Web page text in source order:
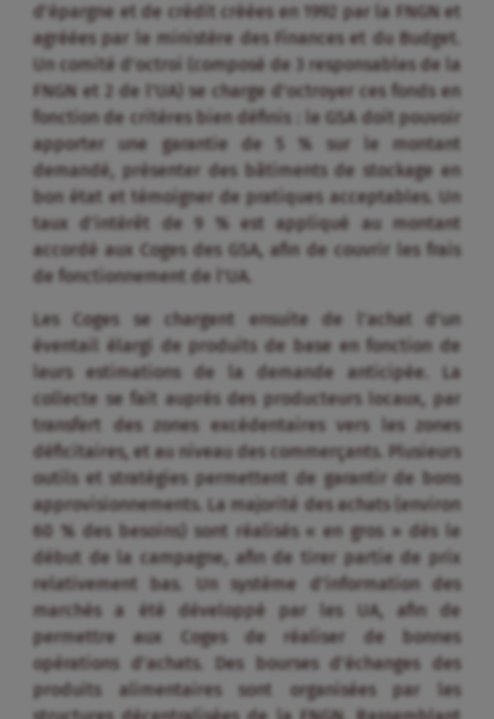
d’épargne et de crédit créées en 1992 par la FNGN et
agréées par le ministère des Finances et du Budget.
Un comité d’octroi (composé de 3 responsables de la
FNGN et 2 de l’UA) se charge d’octroyer ces fonds en
fonction de critères bien définis : le GSA doit pouvoir
apporter une garantie de 5 % sur le montant
demandé, présenter des bâtiments de stockage en
bon état et témoigner de pratiques acceptables. Un
taux d’intérêt de 9 % est appliqué au montant
accordé aux Coges des GSA, afin de couvrir les frais
de fonctionnement de l’UA.
Les Coges se chargent ensuite de l’achat d’un
éventail élargi de produits de base en fonction de
leurs estimations de la demande anticipée. La
collecte se fait auprès des producteurs locaux, par
transfert des zones excédentaires vers les zones
déficitaires, et au niveau des commerçants. Plusieurs
outils et stratégies permettent de garantir de bons
approvisionnements. La majorité des achats (environ
60 % des besoins) sont réalisés « en gros » dès le
début de la campagne, afin de tirer partie de prix
relativement bas. Un système d’information des
marchés a été développé par les UA, afin de
permettre aux Coges de réaliser de bonnes
opérations d’achats. Des bourses d’échanges des
produits alimentaires sont organisées par les